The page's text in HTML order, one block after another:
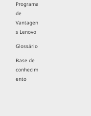
Programa
de
Vantagen
s Lenovo
Glossário
Base de
conhecim
ento